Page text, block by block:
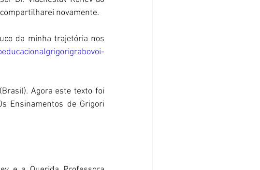
novamente.
da minha trajetória nos
Agora este texto foi
Ensinamentos de Grigori